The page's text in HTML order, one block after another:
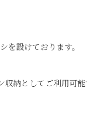
を設けております。
納としてご利用可能